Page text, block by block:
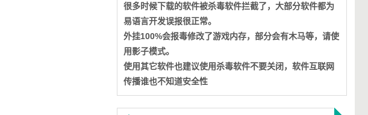
很多时候下载的软件被杀毒软件拦截了，大部分软件都为
易语言开发误报很正常。
外挂100%会报毒修改了游戏内存，部分会有木马等，请使
用影子模式。
使用其它软件也建议使用杀毒软件不要关闭，软件互联网
传播谁也不知道安全性